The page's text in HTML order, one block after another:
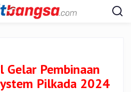
Gelar Pembinaan
Pilkada 2024